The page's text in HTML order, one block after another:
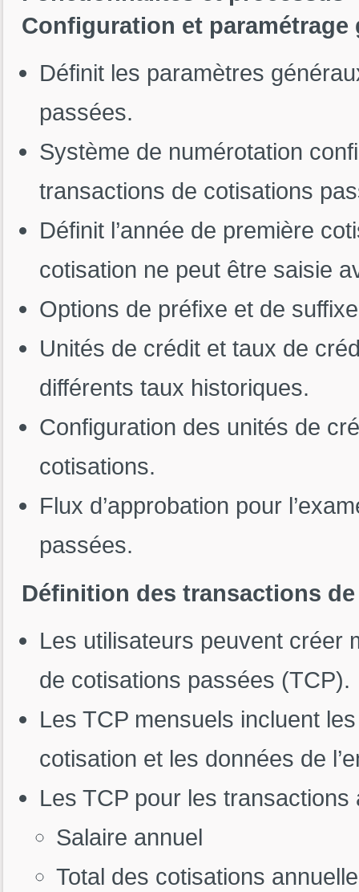
Configuration et paramétrage
Définit les paramètres
passées.
Système de numérotation
transactions de cotisations
Définit l’année de première
cotisation ne peut être saisie
Options de préfixe et de
Unités de crédit et taux de
différents taux historiques.
Configuration des unités de
cotisations.
Flux d’approbation pour
passées.
Définition des transactions
Les utilisateurs peuvent créer
de cotisations passées (TCP).
Les TCP mensuels incluent
cotisation et les données de
Les TCP pour les transactions
Salaire annuel
Total des cotisations